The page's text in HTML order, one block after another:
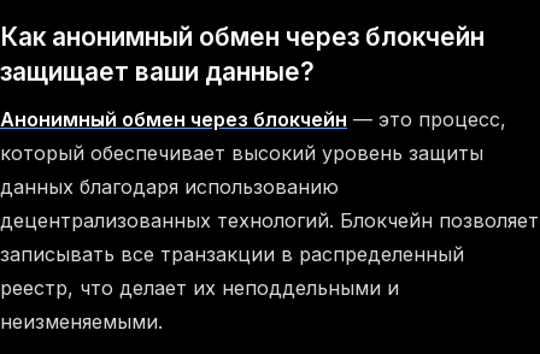
Как анонимный обмен через блокчейн
защищает ваши данные?
Анонимный обмен через блокчейн — это процесс,
который обеспечивает высокий уровень защиты
данных благодаря использованию
децентрализованных технологий. Блокчейн позволяет
записывать все транзакции в распределенный
реестр, что делает их неподдельными и
неизменяемыми.